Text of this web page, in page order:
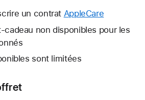
fenêtre
un contrat AppleCare
nouvelle
cadeau non disponibles pour les
sont limitées